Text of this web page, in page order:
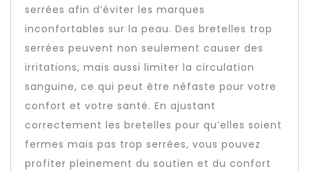
serrées afin d’éviter les marques
inconfortables sur la peau. Des bretelles trop
serrées peuvent non seulement causer des
irritations, mais aussi limiter la circulation
sanguine, ce qui peut être néfaste pour votre
confort et votre santé. En ajustant
correctement les bretelles pour qu’elles soient
fermes mais pas trop serrées, vous pouvez
profiter pleinement du soutien et du confort